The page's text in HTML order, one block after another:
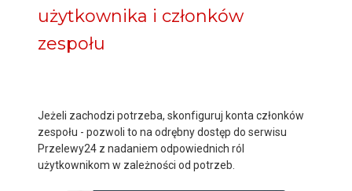
użytkownika i członków
zespołu
Jeżeli zachodzi potrzeba, skonfiguruj konta członków
zespołu - pozwoli to na odrębny dostęp do serwisu
Przelewy24 z nadaniem odpowiednich ról
użytkownikom w zależności od potrzeb.